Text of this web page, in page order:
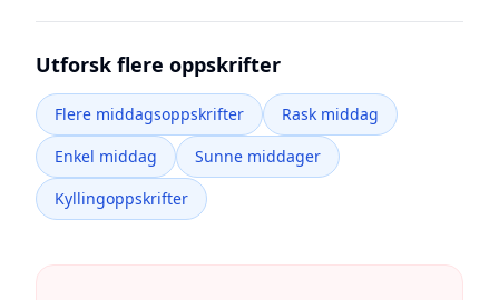
Utforsk flere oppskrifter
Flere middagsoppskrifter
Rask middag
Enkel middag
Sunne middager
Kyllingoppskrifter